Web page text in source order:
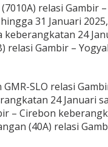
relasi Gambir
31 Januari
24
relasi Gambir –
SLO relasi
24 Januari
– Cirebon
(40A) relasi